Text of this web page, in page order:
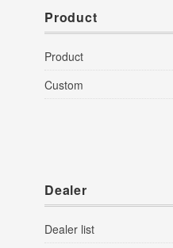
Product
Product
Custom
Dealer
Dealer list